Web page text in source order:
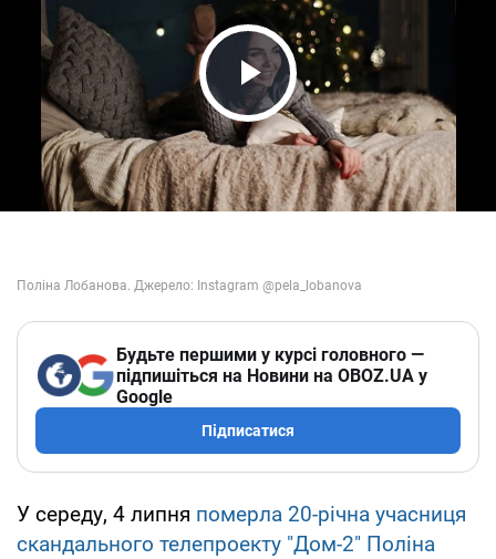
Play Video
Будьте першими у курсі головного —
підпишіться на Новини на OBOZ.UA у
Google
Підписатися
У середу, 4 липня померла 20-річна учасниця
скандального телепроекту "Дом-2" Поліна